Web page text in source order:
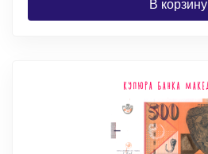
В корзину